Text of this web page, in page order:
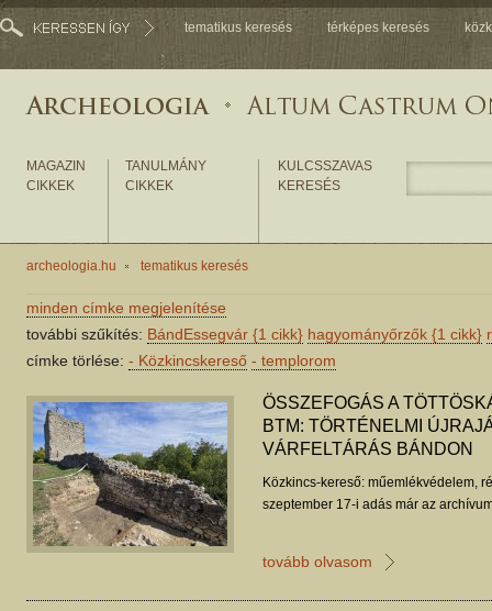
tematikus keresés térképes keresés
MAGAZIN
CIKKEK
TANULMÁNY
CIKKEK
KULCSSZAVAS
KERESÉS
archeologia.hu tematikus keresés
minden címke megjelenítése
további szűkítés: BándEssegvár {1 cikk} hagyományőrzők {1 cikk}
címke törlése: - Közkincskereső - templorom
ÖSSZEFOGÁS A
BTM: TÖRTÉNELMI
VÁRFELTÁRÁS BÁNDON
Közkincs-kereső: műemlékvédelem,
szeptember 17-i adás már az
tovább olvasom